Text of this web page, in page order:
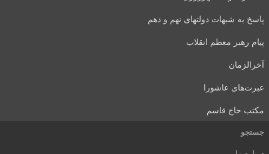
پاسخ به شبهات دولتهای نهم و دهم
پیام رهبر معظم انقلاب
آخرالزمان
عبرت‌های عاشورا
مکتب حاج قاسم
جستجو